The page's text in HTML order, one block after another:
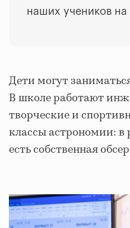
наших учеников
Дети могут
В школе работают
творческие и
классы астрономии:
есть собственная